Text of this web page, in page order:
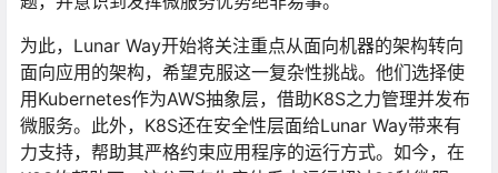
为此，Lunar Way开始将关注重点从面向机器的架构转向
面向应用的架构，希望克服这一复杂性挑战。他们选择使
用Kubernetes作为AWS抽象层，借助K8S之力管理并发布
微服务。此外，K8S还在安全性层面给Lunar Way带来有
力支持，帮助其严格约束应用程序的运行方式。如今，在